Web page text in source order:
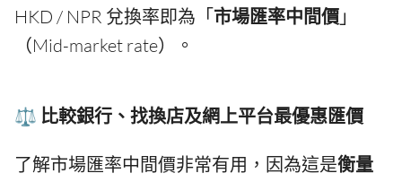
HKD / NPR 兌換率即為「 市場匯率中間價 」
（Mid-market rate）。
⚖️ 比較銀行、找換店及網上平台最優惠匯價
了解市場匯率中間價非常有用，因為這是衡量